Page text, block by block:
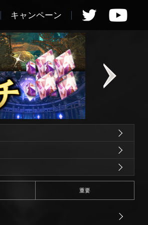
キャンペーン
重要